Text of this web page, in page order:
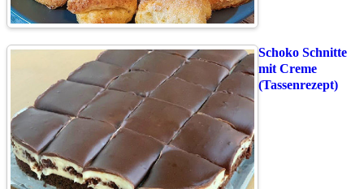
Schoko Schnitte
mit Creme
(Tassenrezept)